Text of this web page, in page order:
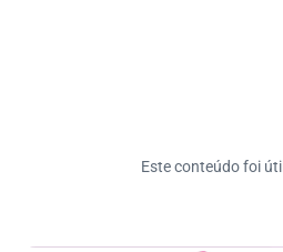
Este conteúdo foi útil